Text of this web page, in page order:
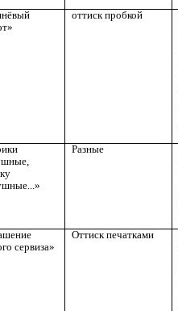
оттиск пробкой
Разные
сервиза»
Оттиск печатками